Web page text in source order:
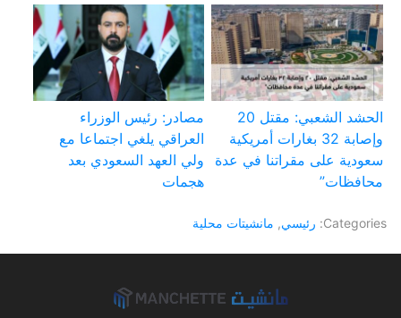
الحشد الشعبي: مقتل 20
وإصابة 32 بغارات أمريكية
سعودية على مقراتنا في عدة
محافظات”
مصادر: رئيس الوزراء
العراقي يلغي اجتماعا مع
ولي العهد السعودي بعد
هجمات
Categories: رئيسي, مانشيتات محلية